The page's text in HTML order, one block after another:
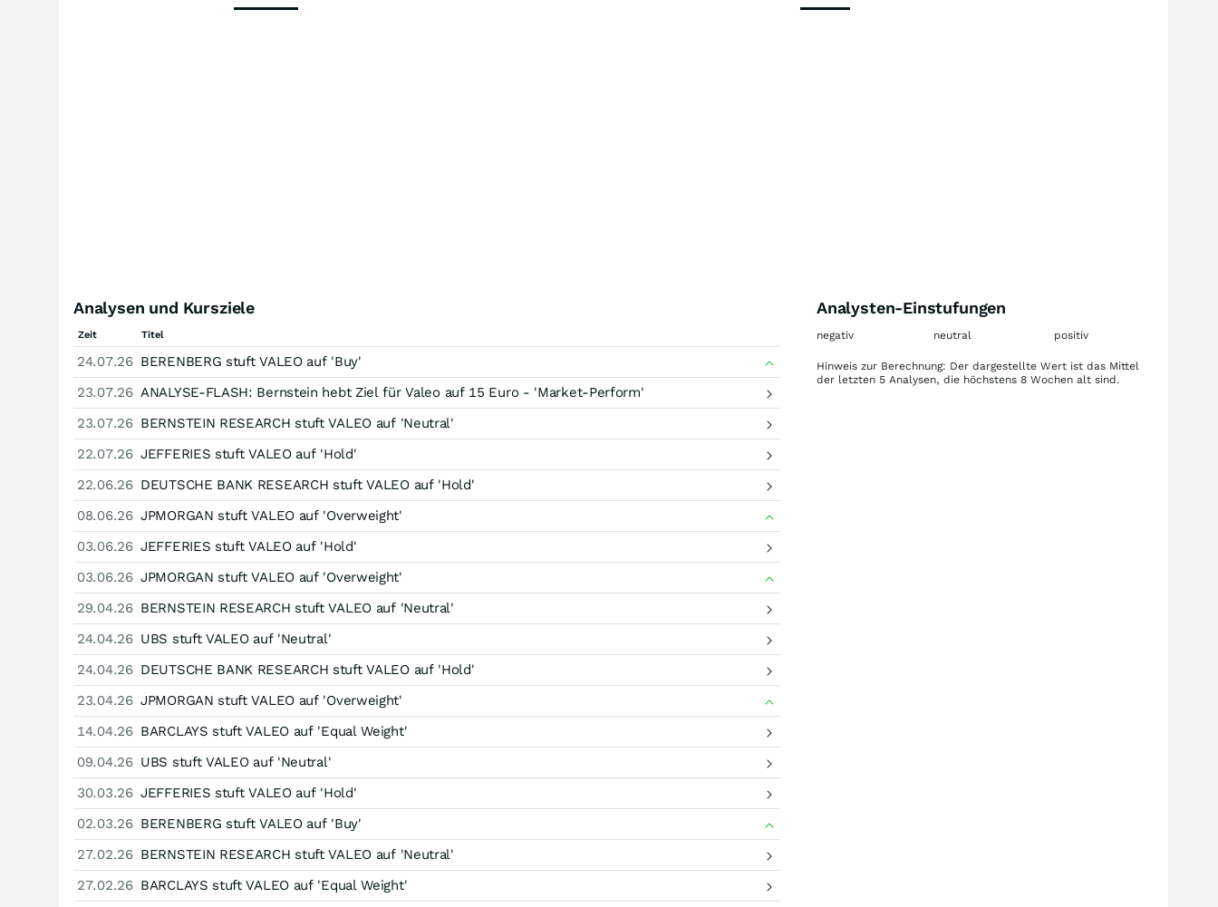
Analysen und Kursziele
Zeit Titel
24.07.26 BERENBERG stuft VALEO auf 'Buy'
23.07.26 ANALYSE-FLASH: Bernstein hebt Ziel für Valeo auf 15 Euro - 'Market-Perform'
23.07.26 BERNSTEIN RESEARCH stuft VALEO auf 'Neutral'
22.07.26 JEFFERIES stuft VALEO auf 'Hold'
22.06.26 DEUTSCHE BANK RESEARCH stuft VALEO auf 'Hold'
08.06.26 JPMORGAN stuft VALEO auf 'Overweight'
03.06.26 JEFFERIES stuft VALEO auf 'Hold'
03.06.26 JPMORGAN stuft VALEO auf 'Overweight'
29.04.26 BERNSTEIN RESEARCH stuft VALEO auf 'Neutral'
24.04.26 UBS stuft VALEO auf 'Neutral'
24.04.26 DEUTSCHE BANK RESEARCH stuft VALEO auf 'Hold'
23.04.26 JPMORGAN stuft VALEO auf 'Overweight'
14.04.26 BARCLAYS stuft VALEO auf 'Equal Weight'
09.04.26 UBS stuft VALEO auf 'Neutral'
30.03.26 JEFFERIES stuft VALEO auf 'Hold'
02.03.26 BERENBERG stuft VALEO auf 'Buy'
27.02.26 BERNSTEIN RESEARCH stuft VALEO auf 'Neutral'
27.02.26 BARCLAYS stuft VALEO auf 'Equal Weight'
Analysten-Einstufungen
negativ neutral positiv
Hinweis zur Berechnung: Der dargestellte Wert ist das Mittel
der letzten 5 Analysen, die höchstens 8 Wochen alt sind.